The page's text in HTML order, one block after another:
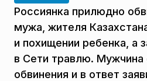
Россиянка прилюдно
мужа, жителя
и похищении ребенка, а
в Сети травлю. Мужчина
обвинения и в ответ